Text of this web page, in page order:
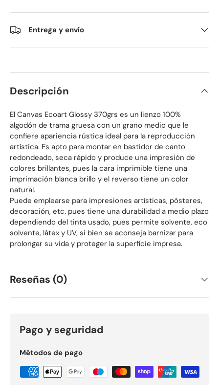
Entrega y envío
Descripción
El Canvas Ecoart Glossy 370grs es un lienzo 100%
algodón de trama gruesa con un grano medio que le
confiere apariencia rústica ideal para la reproducción
artística. Es apto para montar en bastidor de canto
redondeado, seca rápido y produce una impresión de
colores brillantes, pues la cara imprimible tiene una
imprimación blanca brillo y el reverso tiene un color
natural.
Puede emplearse para impresiones artísticas, pósteres,
decoración, etc. pues tiene una durabilidad a medio plazo
dependiendo del tinta usado, pues permite solvente, eco
solvente, látex y UV, si bien se aconseja barnizar para
prolongar su vida y proteger la superficie impresa.
Reseñas (0)
Pago y seguridad
Métodos de pago